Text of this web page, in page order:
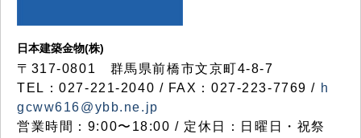
日本建築金物(株)
〒317‐0801 群馬県前橋市文京町4-8-7
TEL：027-221-2040 / FAX：027-223-7769 / h
gcww616@ybb.ne.jp
営業時間：9:00〜18:00 / 定休日：日曜日・祝祭